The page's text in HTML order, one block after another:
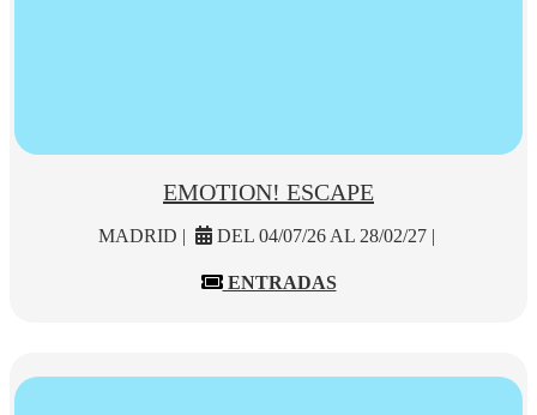
EMOTION! ESCAPE
MADRID | DEL 04/07/26 AL 28/02/27 |
ENTRADAS